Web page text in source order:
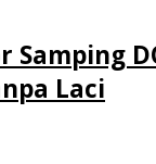
Samping
Laci